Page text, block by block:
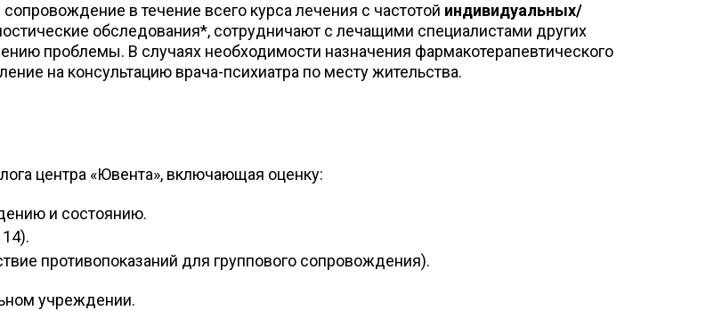
в течение всего курса лечения с частотой индивидуальных/
обследования*, сотрудничают с лечащими специалистами других
проблемы. В случаях необходимости назначения фармакотерапевтического
на консультацию врача-психиатра по месту жительства.
центра «Ювента», включающая оценку:
и состоянию.
противопоказаний для группового сопровождения).
учреждении.